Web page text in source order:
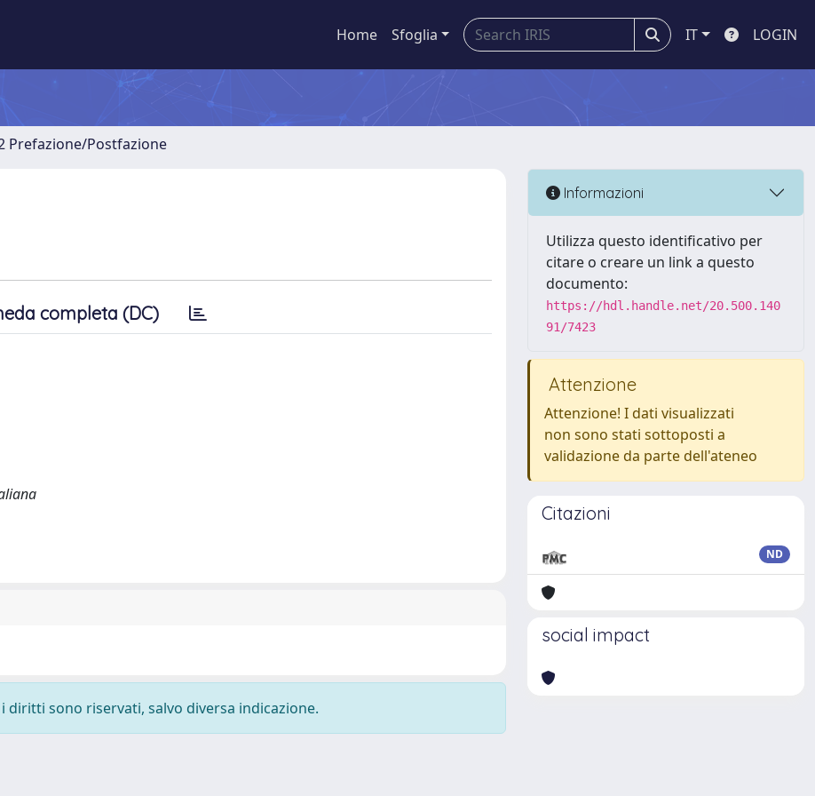
Home Sfoglia IT LOGIN
Prefazione/Postfazione
completa (DC)
sono riservati, salvo diversa indicazione.
Informazioni
Utilizza questo identificativo per
citare o creare un link a questo
documento:
https://hdl.handle.net/20.500.140
91/7423
Attenzione
Attenzione! I dati visualizzati
non sono stati sottoposti a
validazione da parte dell'ateneo
Citazioni
ND
social impact